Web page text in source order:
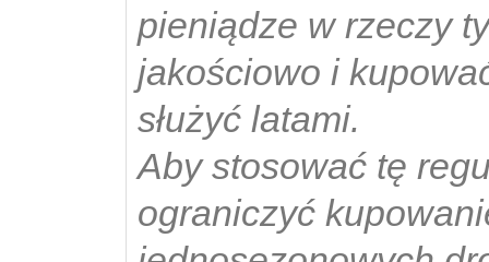
pieniądze w rzeczy
jakościowo i
służyć latami.
Aby stosować tę
ograniczyć